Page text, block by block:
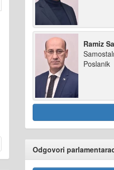
Ramiz
Poslanik
Odgovori